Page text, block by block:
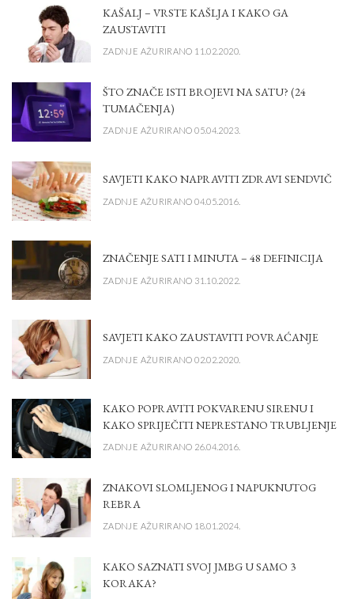
KAŠALJ – VRSTE KAŠLJA I KAKO GA
ZAUSTAVITI
ZADNJE AŽURIRANO 11.02.2020.
ŠTO ZNAČE ISTI BROJEVI NA SATU? (24
TUMAČENJA)
ZADNJE AŽURIRANO 05.04.2023.
SAVJETI KAKO NAPRAVITI ZDRAVI SENDVIČ
ZADNJE AŽURIRANO 04.05.2016.
ZNAČENJE SATI I MINUTA – 48 DEFINICIJA
ZADNJE AŽURIRANO 31.10.2022.
SAVJETI KAKO ZAUSTAVITI POVRAĆANJE
ZADNJE AŽURIRANO 02.02.2020.
KAKO POPRAVITI POKVARENU SIRENU I
KAKO SPRIJEČITI NEPRESTANO TRUBLJENJE
ZADNJE AŽURIRANO 26.04.2016.
ZNAKOVI SLOMLJENOG I NAPUKNUTOG
REBRA
ZADNJE AŽURIRANO 18.01.2024.
KAKO SAZNATI SVOJ JMBG U SAMO 3
KORAKA?